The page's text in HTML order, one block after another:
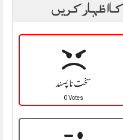
اظہار کریں
سخت نا پسند
0 Votes